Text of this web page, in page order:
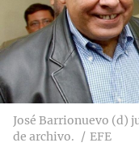
José Barrionuevo (d)
de archivo.
EFE